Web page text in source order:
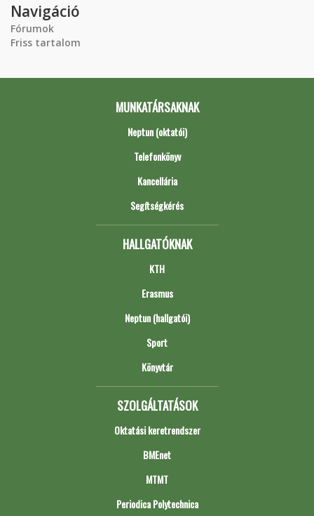
Navigáció
Fórumok
Friss tartalom
MUNKATÁRSAKNAK
Neptun (oktatói)
Telefonkönyv
Kancellária
Segítségkérés
HALLGATÓKNAK
KTH
Erasmus
Neptun (hallgatói)
Sport
Könyvtár
SZOLGÁLTATÁSOK
Oktatási keretrendszer
BMEnet
MTMT
Periodica Polytechnica